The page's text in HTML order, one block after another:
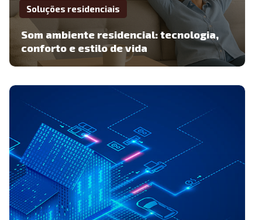
Soluções residenciais
Som ambiente residencial: tecnologia,
conforto e estilo de vida